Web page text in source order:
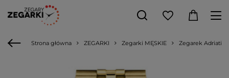
Strona główna ZEGARKI Zegarki MĘSKIE Zegarek Adriatica